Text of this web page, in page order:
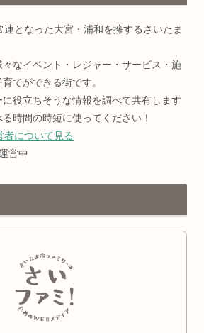
となった大宮・浦和を擁するさいたま
なイベント・レジャー・サービス・施
てができる街です。
役立ちそうな情報を調べて共有します
時間の時短に使ってください！
者について見る
営中